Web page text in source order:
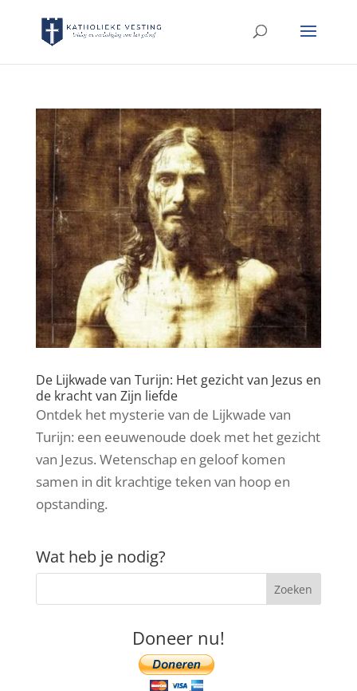
De Lijkwade van Turijn: Het gezicht van Jezus en
de kracht van Zijn liefde
Ontdek het mysterie van de Lijkwade van
Turijn: een eeuwenoude doek met het gezicht
van Jezus. Wetenschap en geloof komen
samen in dit krachtige teken van hoop en
opstanding.
Wat heb je nodig?
Doneer nu!